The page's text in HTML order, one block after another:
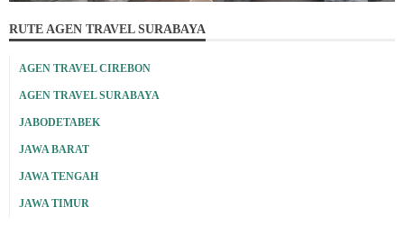
RUTE AGEN TRAVEL SURABAYA
AGEN TRAVEL CIREBON
AGEN TRAVEL SURABAYA
JABODETABEK
JAWA BARAT
JAWA TENGAH
JAWA TIMUR